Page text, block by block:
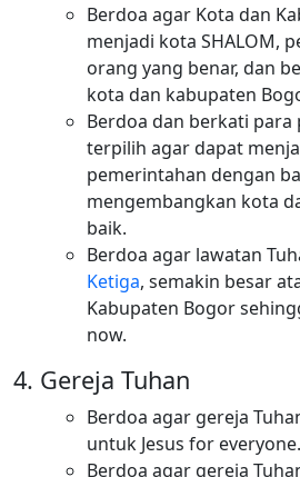
Berdoa agar Kota dan
menjadi kota SHALOM,
orang yang benar, dan
kota dan kabupaten
Berdoa dan berkati para
terpilih agar dapat
pemerintahan dengan
mengembangkan kota
baik.
Berdoa agar lawatan
Ketiga, semakin besar
Kabupaten Bogor
now.
Gereja Tuhan
Berdoa agar gereja
untuk Jesus for everyone.
Berdoa agar gereja